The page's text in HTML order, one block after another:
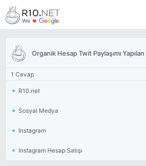
Organik Hesap Twit Paylaşımı
1 Cevap
R10.net
Sosyal Medya
Instagram
Instagram Hesap Satışı